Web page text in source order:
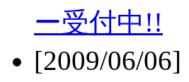
ー受付中!!
[2009/06/